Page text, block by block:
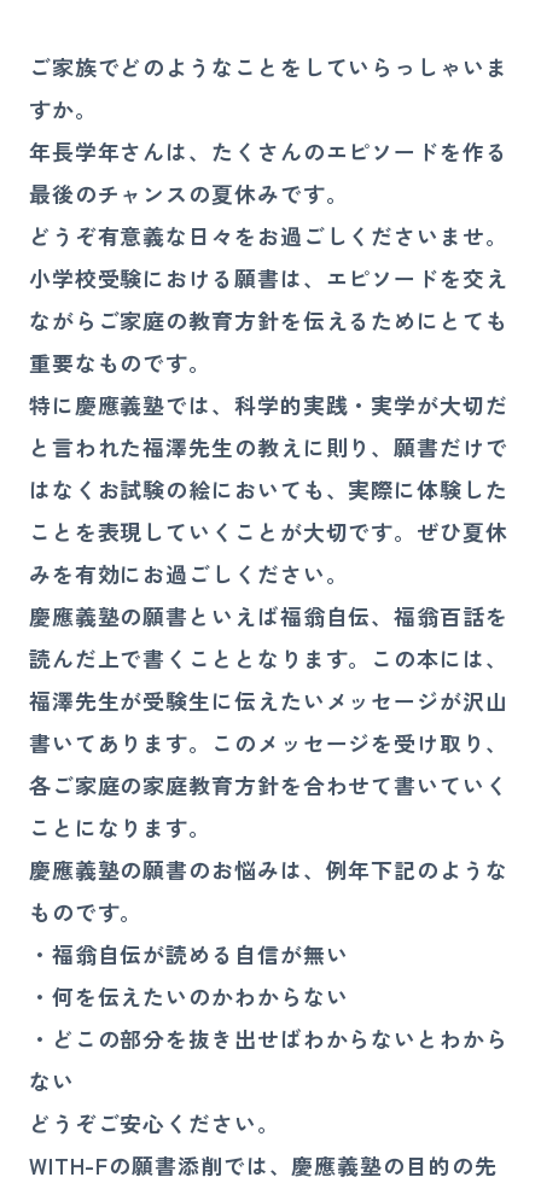
お問い合わせ
ご家族でどのようなことをしていらっしゃいま
すか。
年長学年さんは、たくさんのエピソードを作る
最後のチャンスの夏休みです。
どうぞ有意義な日々をお過ごしくださいませ。
小学校受験における願書は、エピソードを交え
ながらご家庭の教育方針を伝えるためにとても
重要なものです。
特に慶應義塾では、科学的実践・実学が大切だ
と言われた福澤先生の教えに則り、願書だけで
はなくお試験の絵においても、実際に体験した
ことを表現していくことが大切です。ぜひ夏休
みを有効にお過ごしください。
慶應義塾の願書といえば福翁自伝、福翁百話を
読んだ上で書くこととなります。この本には、
福澤先生が受験生に伝えたいメッセージが沢山
書いてあります。このメッセージを受け取り、
各ご家庭の家庭教育方針を合わせて書いていく
ことになります。
慶應義塾の願書のお悩みは、例年下記のような
ものです。
・福翁自伝が読める自信が無い
・何を伝えたいのかわからない
・どこの部分を抜き出せばわからないとわから
ない
どうぞご安心ください。
WITH-Fの願書添削では、慶應義塾の目的の先